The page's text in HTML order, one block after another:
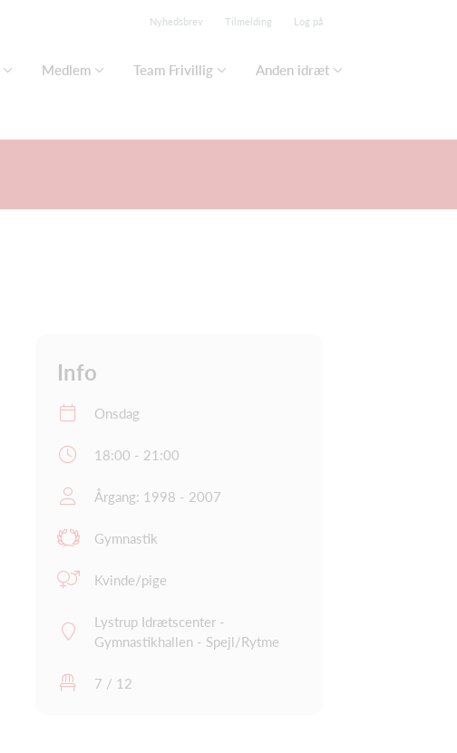
Nyhedsbrev Tilmelding Log på
Medlem Team Frivillig Anden idræt
Info
Onsdag
18:00 - 21:00
Årgang: 1998 - 2007
Gymnastik
Kvinde/pige
Lystrup Idrætscenter -
Gymnastikhallen - Spejl/Rytme
7 / 12